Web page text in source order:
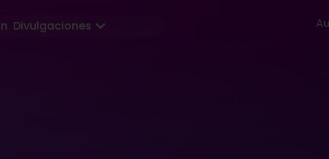
Divulgaciones Abrir Divulgaciones